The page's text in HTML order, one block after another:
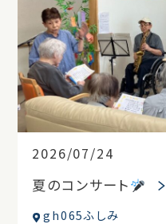
2026/07/24
夏のコンサート
gh065ふしみ